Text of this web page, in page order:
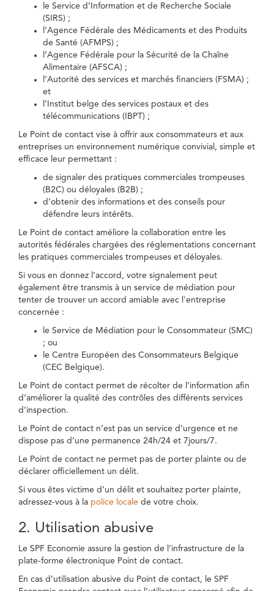
le Service d’Information et de Recherche Sociale
(SIRS) ;
l’Agence Fédérale des Médicaments et des Produits
de Santé (AFMPS) ;
l’Agence Fédérale pour la Sécurité de la Chaîne
Alimentaire (AFSCA) ;
l’Autorité des services et marchés financiers (FSMA) ;
et
l’Institut belge des services postaux et des
télécommunications (IBPT) ;
Le Point de contact vise à offrir aux consommateurs et aux
entreprises un environnement numérique convivial, simple et
efficace leur permettant :
de signaler des pratiques commerciales trompeuses
(B2C) ou déloyales (B2B) ;
d’obtenir des informations et des conseils pour
défendre leurs intérêts.
Le Point de contact améliore la collaboration entre les
autorités fédérales chargées des réglementations concernant
les pratiques commerciales trompeuses et déloyales.
Si vous en donnez l’accord, votre signalement peut
également être transmis à un service de médiation pour
tenter de trouver un accord amiable avec l'entreprise
concernée :
le Service de Médiation pour le Consommateur (SMC)
; ou
le Centre Européen des Consommateurs Belgique
(CEC Belgique).
Le Point de contact permet de récolter de l’information afin
d’améliorer la qualité des contrôles des différents services
d’inspection.
Le Point de contact n’est pas un service d’urgence et ne
dispose pas d’une permanence 24h/24 et 7jours/7.
Le Point de contact ne permet pas de porter plainte ou de
déclarer officiellement un délit.
Si vous êtes victime d’un délit et souhaitez porter plainte,
adressez-vous à la police locale de votre choix.
2. Utilisation abusive
Le SPF Economie assure la gestion de l’infrastructure de la
plate-forme électronique Point de contact.
En cas d’utilisation abusive du Point de contact, le SPF